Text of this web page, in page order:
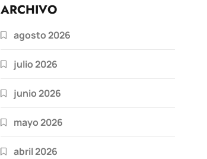
ARCHIVO
agosto 2026
julio 2026
junio 2026
mayo 2026
abril 2026